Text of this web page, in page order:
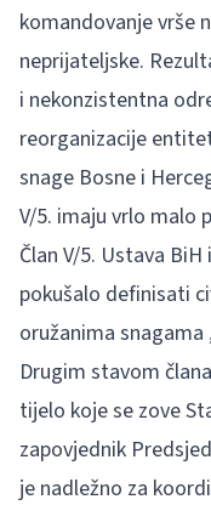
komandovanje vrše
neprijateljske.
i nekonzistentna
reorganizacije
snage Bosne i
V/5. imaju vrlo malo
Član V/5. Ustava
pokušalo definisati
oružanima snagama
Drugim stavom
tijelo koje se zove
zapovjednik
je nadležno za